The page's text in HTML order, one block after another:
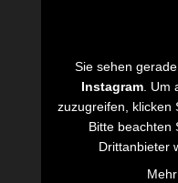
Sie sehen
Instagram. Um
zuzugreifen, klicken
Bitte beachten
Drittanbieter